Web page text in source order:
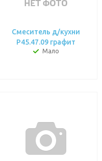
Смеситель д/кухни
P45.47.09 графит
Мало